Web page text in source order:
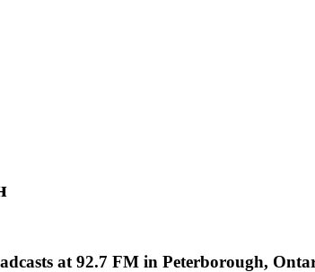
at 92.7 FM in Peterborough,